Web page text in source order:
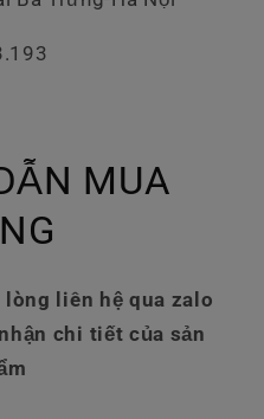
MUA
liên hệ qua zalo
chi tiết của sản